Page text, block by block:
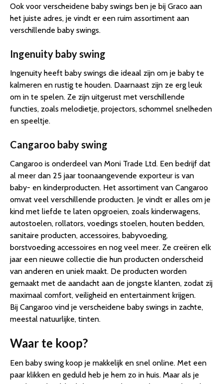
Ook voor verscheidene baby swings ben je bij Graco aan
het juiste adres, je vindt er een ruim assortiment aan
verschillende baby swings.
Ingenuity baby swing
Ingenuity heeft baby swings die ideaal zijn om je baby te
kalmeren en rustig te houden. Daarnaast zijn ze erg leuk
om in te spelen. Ze zijn uitgerust met verschillende
functies, zoals melodietje, projectors, schommel snelheden
en speeltje.
Cangaroo baby swing
Cangaroo is onderdeel van Moni Trade Ltd. Een bedrijf dat
al meer dan 25 jaar toonaangevende exporteur is van
baby- en kinderproducten. Het assortiment van Cangaroo
omvat veel verschillende producten. Je vindt er alles om je
kind met liefde te laten opgroeien, zoals kinderwagens,
autostoelen, rollators, voedings stoelen, houten bedden,
sanitaire producten, accessoires, babyvoeding,
borstvoeding accessoires en nog veel meer. Ze creëren elk
jaar een nieuwe collectie die hun producten onderscheid
van anderen en uniek maakt. De producten worden
gemaakt met de aandacht aan de jongste klanten, zodat zij
maximaal comfort, veiligheid en entertainment krijgen.
Bij Cangaroo vind je verscheidene baby swings in zachte,
meestal natuurlijke, tinten.
Waar te koop?
Een baby swing koop je makkelijk en snel online. Met een
paar klikken en geduld heb je hem zo in huis. Maar als je